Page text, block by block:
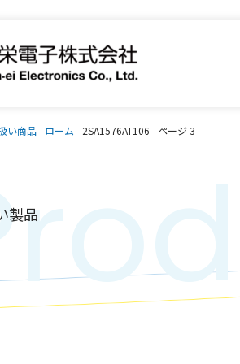
い商品- ローム - 2SA1576AT106 - ページ 3
製品